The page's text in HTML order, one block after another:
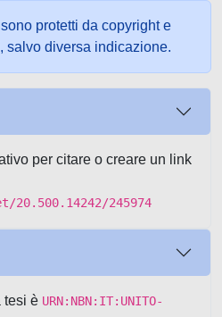
protetti da copyright e
salvo diversa indicazione.
per citare o creare un link
245974
tesi è URN:NBN:IT:UNITO-